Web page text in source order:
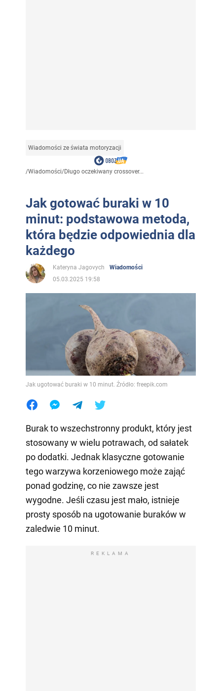
Wiadomości ze świata motoryzacji
/Wiadomości/Długo oczekiwany crossover...
Jak gotować buraki w 10
minut: podstawowa metoda,
która będzie odpowiednia dla
każdego
Kateryna Jagovych
Wiadomości
05.03.2025 19:58
Jak ugotować buraki w 10 minut. Źródło: freepik.com
Burak to wszechstronny produkt, który jest
stosowany w wielu potrawach, od sałatek
po dodatki. Jednak klasyczne gotowanie
tego warzywa korzeniowego może zająć
ponad godzinę, co nie zawsze jest
wygodne. Jeśli czasu jest mało, istnieje
prosty sposób na ugotowanie buraków w
zaledwie 10 minut.
REKLAMA